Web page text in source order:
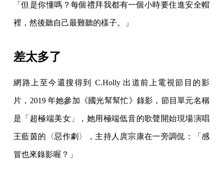
「但是你懂嗎？每個禮拜我都有一個小時要住進安全帽
裡，然後聽自己最難聽的樣子。」
差太多了
網路上至今還搜得到 C.Holly 出道前上電視節目的影
片，2019 年她參加《國光幫幫忙》錄影，節目單元名稱
是「超極端美女」，她用極端低音的歌聲開始現場演唱
王藍茵的〈惡作劇〉，主持人庹宗康在一旁調侃：「感
冒也來錄影喔？」